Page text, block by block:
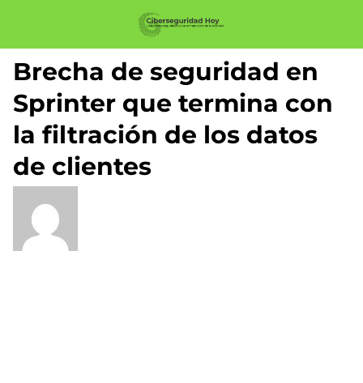
Brecha de seguridad en
Sprinter que termina con
la filtración de los datos
de clientes